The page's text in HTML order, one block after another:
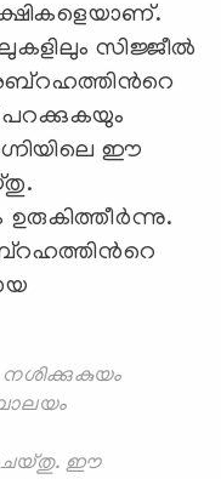
സിജ്ജീല്‍
പറക്കുകയും
ഈ
ചെയ്തു. ഈ